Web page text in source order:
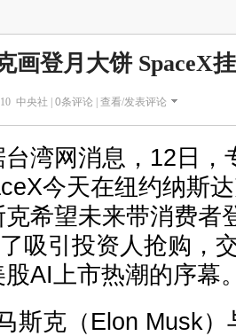
画登月大饼 SpaceX
中央社 | 0条评论 | 查看/发表评论
湾网消息，12日，
今天在纽约纳斯
希望未来带消费者
吸引投资人抢购，
AI上市热潮的序幕
斯克（Elon Musk